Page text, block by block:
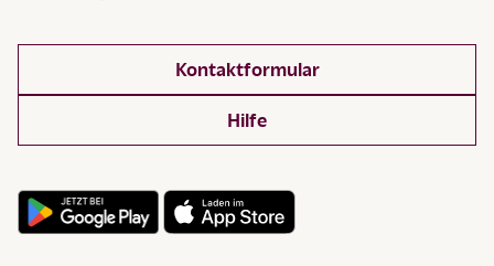
Kontaktformular
Hilfe